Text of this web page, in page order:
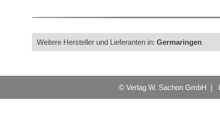
Weitere Hersteller und Lieferanten in: Germaringen
© Verlag W. Sachon GmbH |